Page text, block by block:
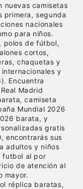
nuevas camisetas
primera, segunda
nacionales
para niños.
polos de fútbol,
cortos,
chaquetas y
y
Encuentra
Madrid
camiseta
Mundial 2026
barata, y
gratis
encontrarás sus
adultos y niños
futbol al por
de atención al
mayor.
réplica baratas,